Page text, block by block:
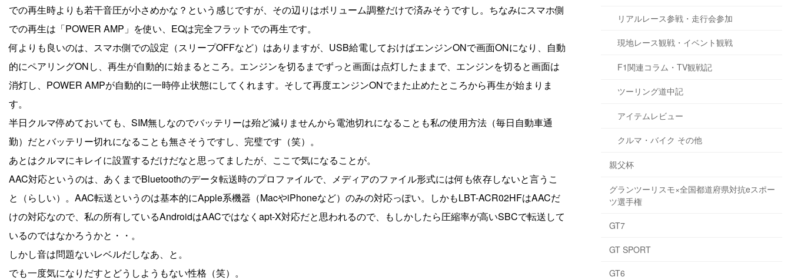
での再生時よりも若干音圧が小さめかな？という感じですが、その辺りはボリューム調整だけで済みそうですし。ちなみにスマホ側
での再生は「POWER AMP」を使い、EQは完全フラットでの再生です。
何よりも良いのは、スマホ側での設定（スリープOFFなど）はありますが、USB給電しておけばエンジンONで画面ONになり、自動
的にペアリングONし、再生が自動的に始まるところ。エンジンを切るまでずっと画面は点灯したままで、エンジンを切ると画面は
消灯し、POWER AMPが自動的に一時停止状態にしてくれます。そして再度エンジンONでまた止めたところから再生が始まりま
す。
半日クルマ停めておいても、SIM無しなのでバッテリーは殆ど減りませんから電池切れになることも私の使用方法（毎日自動車通
勤）だとバッテリー切れになることも無さそうですし、完璧です（笑）。
あとはクルマにキレイに設置するだけだなと思ってましたが、ここで気になることが。
AAC対応というのは、あくまでBluetoothのデータ転送時のプロファイルで、メディアのファイル形式には何も依存しないと言うこ
と（らしい）。AAC転送というのは基本的にApple系機器（MacやiPhoneなど）のみの対応っぽい。しかもLBT-ACR02HFはAACだ
けの対応なので、私の所有しているAndroidはAACではなくapt-X対応だと思われるので、もしかしたら圧縮率が高いSBCで転送して
いるのではなかろうかと・・。
しかし音は問題ないレベルだしなあ、と。
でも一度気になりだすとどうしようもない性格（笑）。
リアルレース参戦・走行会参加
現地レース観戦・イベント観戦
F1関連コラム・TV観戦記
ツーリング道中記
アイテムレビュー
クルマ・バイク その他
親父杯
グランツーリスモ×全国都道府県対抗eスポー
ツ選手権
GT7
GT SPORT
GT6